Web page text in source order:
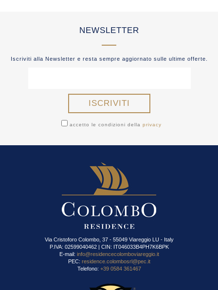
NEWSLETTER
Iscriviti alla Newsletter e resta sempre aggiornato sulle ultime offerte.
accetto le condizioni dellaprivacy
Via Cristoforo Colombo, 37 - 55049 Viareggio LU - Italy
P.IVA: 02599040462 | CIN: IT046033B4PH7K6BPK
E-mail: info@residencecolomboviareggio.it
PEC: residence.colombosrl@pec.it
Telefono: +39 0584 361467